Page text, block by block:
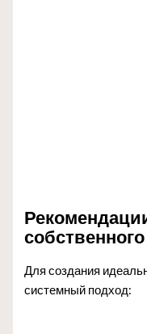
Для создания
системный подход: